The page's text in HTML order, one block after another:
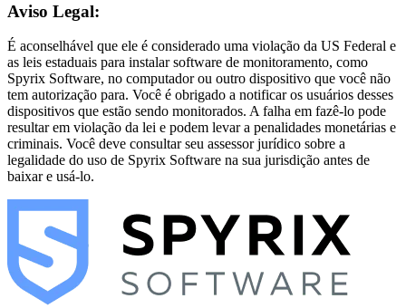
Aviso Legal:
É aconselhável que ele é considerado uma violação da US Federal e
as leis estaduais para instalar software de monitoramento, como
Spyrix Software, no computador ou outro dispositivo que você não
tem autorização para. Você é obrigado a notificar os usuários desses
dispositivos que estão sendo monitorados. A falha em fazê-lo pode
resultar em violação da lei e podem levar a penalidades monetárias e
criminais. Você deve consultar seu assessor jurídico sobre a
legalidade do uso de Spyrix Software na sua jurisdição antes de
baixar e usá-lo.